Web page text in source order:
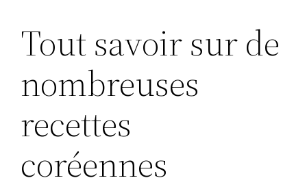
Tout savoir sur de
nombreuses
recettes
coréennes